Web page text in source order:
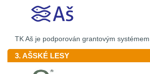
TK Aš je podporován grantovým
3. AŠSKÉ LESY